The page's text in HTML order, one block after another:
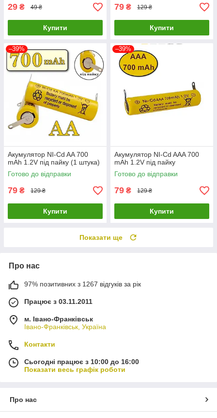
29 ₴ 49 ₴
Купити
79 ₴ 129 ₴
Купити
–39%
Акумулятор NI-Cd AA 700
mAh 1.2V під пайку (1 штука)
Готово до відправки
79 ₴ 129 ₴
Купити
–39%
Акумулятор NI-Cd AAA 700
mAh 1.2V під пайку
Готово до відправки
79 ₴ 129 ₴
Купити
Показати ще
Про нас
97% позитивних з 1267 відгуків за рік
Працює з 03.11.2011
м. Івано-Франківськ
Івано-Франківськ, Україна
Контакти
Сьогодні працює з 10:00 до 16:00
Показати весь графік роботи
Про нас